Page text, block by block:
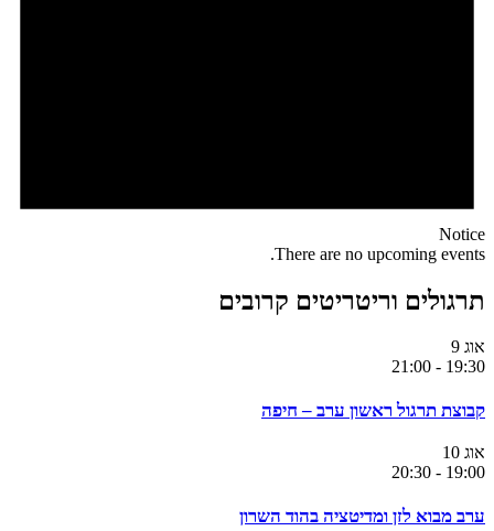
Notice
There are no upcoming events.
תרגולים וריטריטים קרובים
אוג 9
19:30
-
21:00
קבוצת תרגול ראשון ערב – חיפה
אוג 10
19:00
-
20:30
ערב מבוא לזן ומדיטציה בהוד השרון